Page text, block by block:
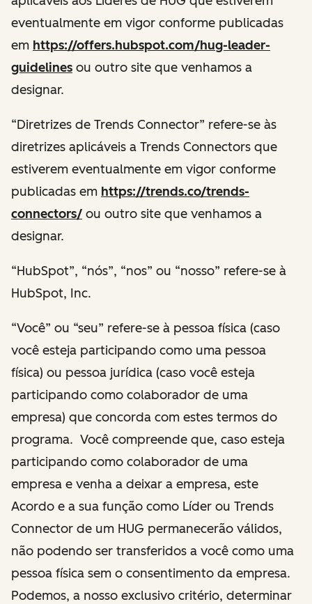
eventualmente em vigor conforme publicadas
em https://offers.hubspot.com/hug-leader-
guidelines ou outro site que venhamos a
designar.
“Diretrizes de Trends Connector” refere-se às
diretrizes aplicáveis a Trends Connectors que
estiverem eventualmente em vigor conforme
publicadas em https://trends.co/trends-
connectors/ ou outro site que venhamos a
designar.
“HubSpot”, “nós”, “nos” ou “nosso” refere-se à
HubSpot, Inc.
“Você” ou “seu” refere-se à pessoa física (caso
você esteja participando como uma pessoa
física) ou pessoa jurídica (caso você esteja
participando como colaborador de uma
empresa) que concorda com estes termos do
programa. Você compreende que, caso esteja
participando como colaborador de uma
empresa e venha a deixar a empresa, este
Acordo e a sua função como Líder ou Trends
Connector de um HUG permanecerão válidos,
não podendo ser transferidos a você como uma
pessoa física sem o consentimento da empresa.
Podemos, a nosso exclusivo critério, determinar